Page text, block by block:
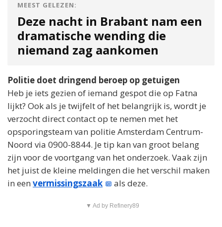
MEEST GELEZEN:
Deze nacht in Brabant nam een
dramatische wending die
niemand zag aankomen
Politie doet dringend beroep op getuigen
Heb je iets gezien of iemand gespot die op Fatna
lijkt? Ook als je twijfelt of het belangrijk is, wordt je
verzocht direct contact op te nemen met het
opsporingsteam van politie Amsterdam Centrum-
Noord via 0900-8844. Je tip kan van groot belang
zijn voor de voortgang van het onderzoek. Vaak zijn
het juist de kleine meldingen die het verschil maken
in een vermissingszaak als deze.
▼ Ad by Refinery89